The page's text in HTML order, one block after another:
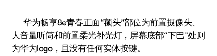
华为畅享8e青春正面“额头”部位为前置摄像头、
大音量听筒和前置柔光补光灯，屏幕底部“下巴”处则
为华为logo，且没有任何实体按键。